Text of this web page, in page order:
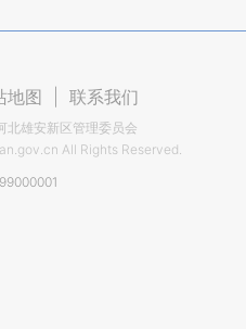
地图 联系我们
北雄安新区管理委员会
All Rights Reserved.